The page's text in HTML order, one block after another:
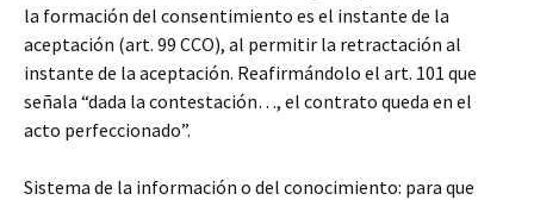
la formación del consentimiento es el instante de la
aceptación (art. 99 CCO), al permitir la retractación al
instante de la aceptación. Reafirmándolo el art. 101 que
señala “dada la contestación…, el contrato queda en el
acto perfeccionado”.
Sistema de la información o del conocimiento: para que